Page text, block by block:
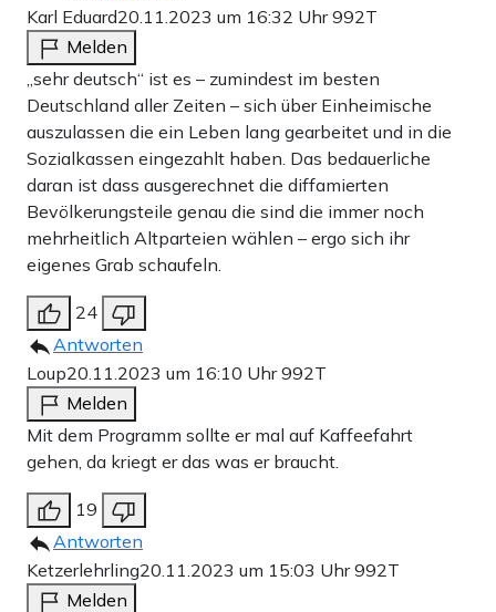
Karl Eduard20.11.2023 um 16:32 Uhr992T
Melden
„sehr deutsch“ ist es – zumindest im besten
Deutschland aller Zeiten – sich über Einheimische
auszulassen die ein Leben lang gearbeitet und in die
Sozialkassen eingezahlt haben. Das bedauerliche
daran ist dass ausgerechnet die diffamierten
Bevölkerungsteile genau die sind die immer noch
mehrheitlich Altparteien wählen – ergo sich ihr
eigenes Grab schaufeln.
24
Antworten
Loup20.11.2023 um 16:10 Uhr992T
Melden
Mit dem Programm sollte er mal auf Kaffeefahrt
gehen, da kriegt er das was er braucht.
19
Antworten
Ketzerlehrling20.11.2023 um 15:03 Uhr992T
Melden